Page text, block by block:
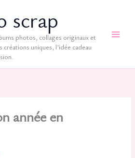
scrap
photos, collages originaux et
uniques, l’idée cadeau
année en